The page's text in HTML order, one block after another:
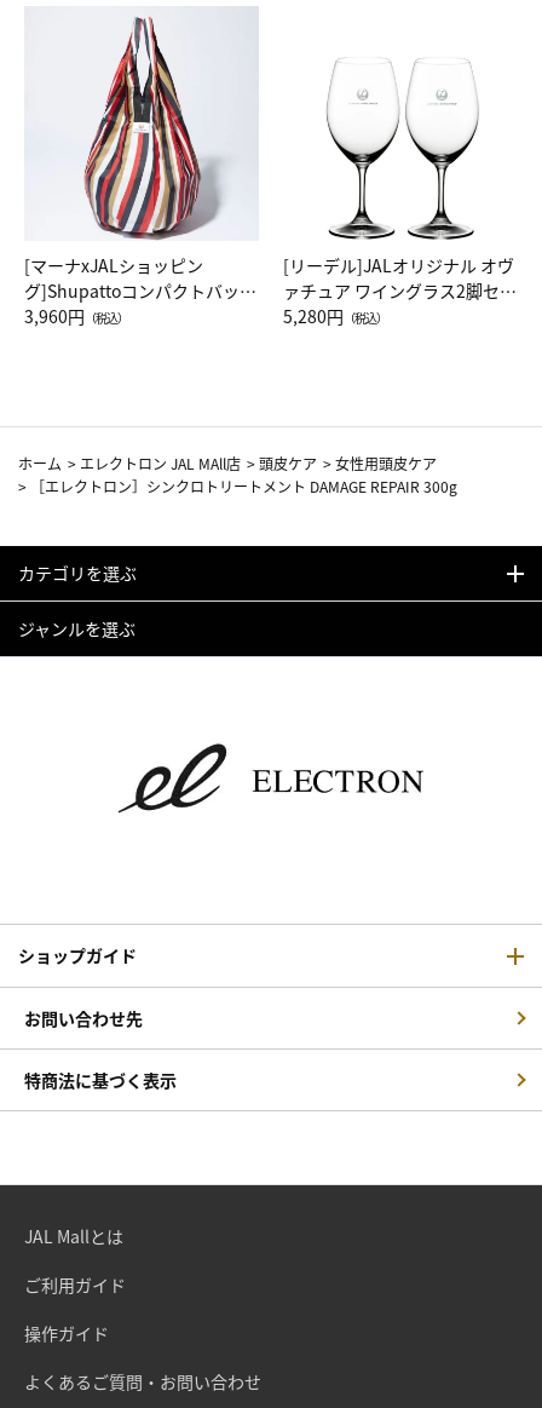
[マーナxJALショッピン
グ]Shupattoコンパクトバッグ
Drop JAL客室乗務員（LC）ス
3,960円 （税込）
[リーデル]JALオリジナル オヴ
ァチュア ワイングラス2脚セッ
ト（レッドワイン）
5,280円 （税込）
ホーム > エレクトロン JAL MAll店 >頭皮ケア >女性用頭皮ケア
>
［エレクトロン］シンクロトリートメント DAMAGE REPAIR 300g
カテゴリを選ぶ
ジャンルを選ぶ
ショップガイド
お問い合わせ先
特商法に基づく表示
JAL Mallとは
ご利用ガイド
操作ガイド
よくあるご質問・お問い合わせ